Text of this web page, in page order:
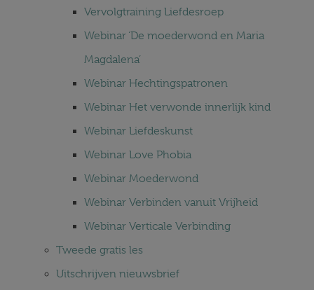
Vervolgtraining Liefdesroep
Webinar ‘De moederwond en Maria
Magdalena’
Webinar Hechtingspatronen
Webinar Het verwonde innerlijk kind
Webinar Liefdeskunst
Webinar Love Phobia
Webinar Moederwond
Webinar Verbinden vanuit Vrijheid
Webinar Verticale Verbinding
Tweede gratis les
Uitschrijven nieuwsbrief